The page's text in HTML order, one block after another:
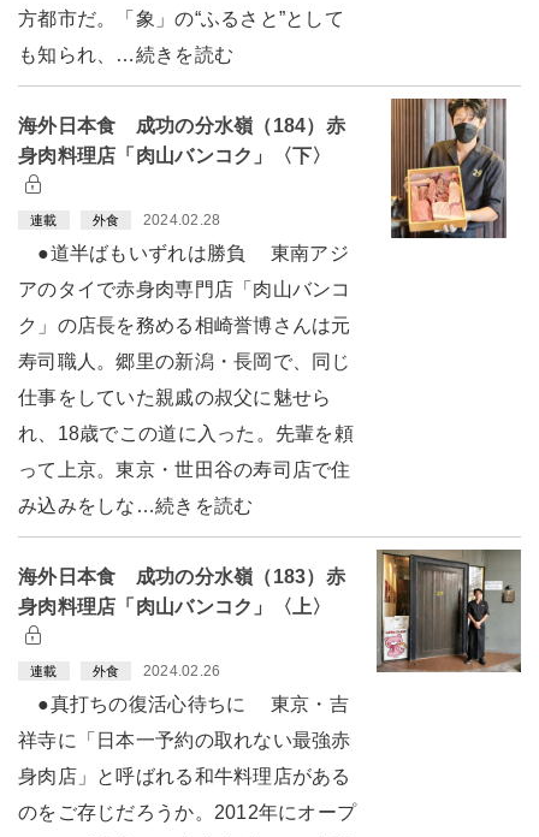
方都市だ。「象」の“ふるさと”として
も知られ、…続きを読む
海外日本食 成功の分水嶺（184）赤
身肉料理店「肉山バンコク」〈下〉
連載 外食 2024.02.28
●道半ばもいずれは勝負 東南アジ
アのタイで赤身肉専門店「肉山バンコ
ク」の店長を務める相崎誉博さんは元
寿司職人。郷里の新潟・長岡で、同じ
仕事をしていた親戚の叔父に魅せら
れ、18歳でこの道に入った。先輩を頼
って上京。東京・世田谷の寿司店で住
み込みをしな…続きを読む
海外日本食 成功の分水嶺（183）赤
身肉料理店「肉山バンコク」〈上〉
連載 外食 2024.02.26
●真打ちの復活心待ちに 東京・吉
祥寺に「日本一予約の取れない最強赤
身肉店」と呼ばれる和牛料理店がある
のをご存じだろうか。2012年にオープ